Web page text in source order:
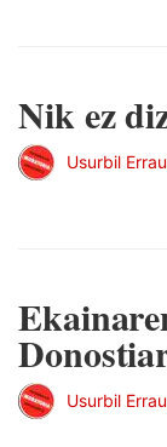
Nik ez
Usurbil
Usurbil